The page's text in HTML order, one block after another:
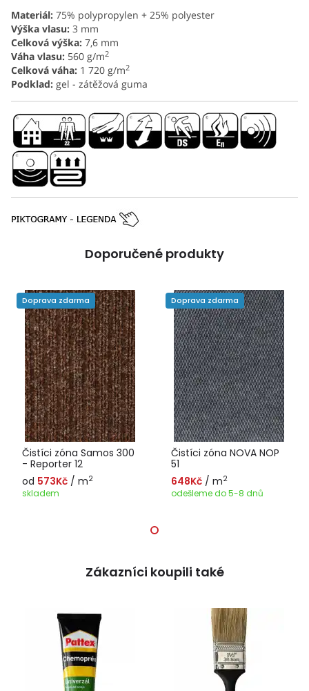
Materiál: 75% polypropylen + 25% polyester
Výška vlasu: 3 mm
Celková výška: 7,6 mm
Váha vlasu: 560 g/m2
Celková váha: 1 720 g/m2
Podklad: gel - zátěžová guma
Doporučené produkty
Čistíci zóna Samos 300
- Reporter 12
od 573Kč / m2
skladem
Doprava zdarma
Čistíci zóna NOVA NOP
51
648Kč / m2
odešleme do 5-8 dnů
Doprava zdarma
Zákazníci koupili také